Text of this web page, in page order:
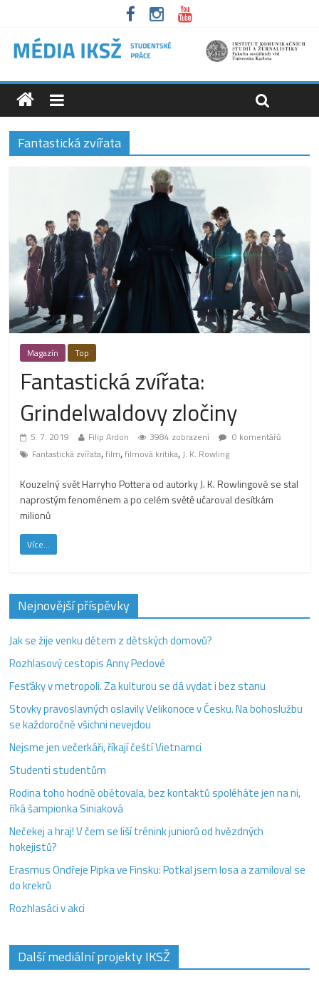
Fantastická zvířata
Magazín Top
Fantastická zvířata:
Grindelwaldovy zločiny
5. 7. 2019 Filip Ardon 3984 zobrazení
0 komentářů
Fantastická zvířata,film,filmová kritika,J. K. Rowling
Kouzelný svět Harryho Pottera od autorky J. K. Rowlingové se stal
naprostým fenoménem a po celém světě učaroval desítkám
milionů
Více...
Nejnovější příspěvky
Jak se žije venku dětem z dětských domovů?
Rozhlasový cestopis Anny Peclové
Fesťáky v metropoli. Za kulturou se dá vydat i bez stanu
Stovky pravoslavných oslavily Velikonoce v Česku. Na bohoslužbu
se každoročně všichni nevejdou
Nejsme jen večerkáři, říkají čeští Vietnamci
Studenti studentům
Rodina toho hodně obětovala, bez kontaktů spoléháte jen na ni,
říká šampionka Siniaková
Nečekej a hraj! V čem se liší trénink juniorů od hvězdných
hokejistů?
Erasmus Ondřeje Pipka ve Finsku: Potkal jsem losa a zamiloval se
do krekrů
Rozhlasáci v akci
Další mediální projekty IKSŽ